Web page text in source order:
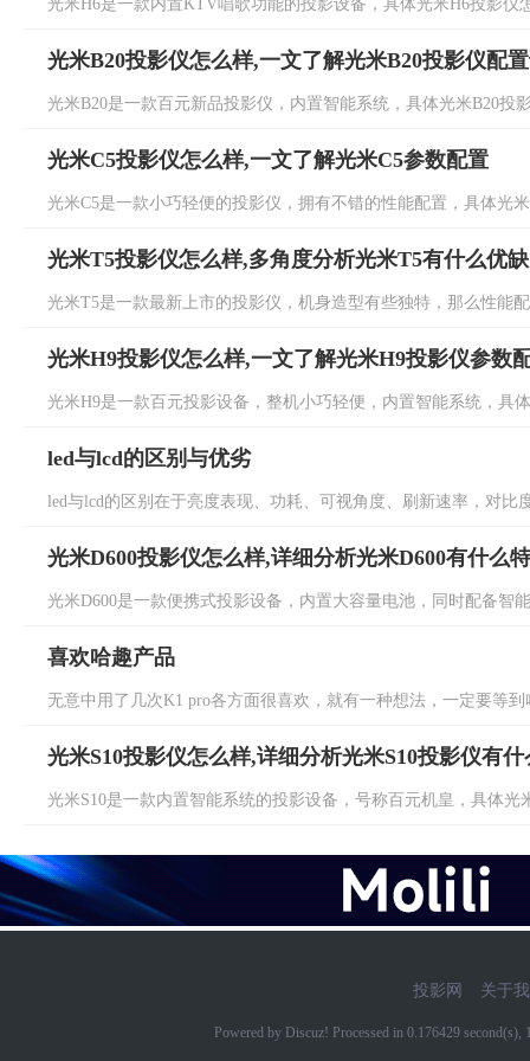
光米H6是一款内置KTV唱歌功能的投影设备，具体光米H6投影仪
光米B20投影仪怎么样,一文了解光米B20投影仪配
光米B20是一款百元新品投影仪，内置智能系统，具体光米B20投
光米C5投影仪怎么样,一文了解光米C5参数配置
光米C5是一款小巧轻便的投影仪，拥有不错的性能配置，具体光
光米T5投影仪怎么样,多角度分析光米T5有什么优
光米T5是一款最新上市的投影仪，机身造型有些独特，那么性能
光米H9投影仪怎么样,一文了解光米H9投影仪参数
光米H9是一款百元投影设备，整机小巧轻便，内置智能系统，具
led与lcd的区别与优劣
led与lcd的区别在于亮度表现、功耗、可视角度、刷新速率，对比
光米D600投影仪怎么样,详细分析光米D600有什么
光米D600是一款便携式投影设备，内置大容量电池，同时配备智
喜欢哈趣产品
无意中用了几次K1 pro各方面很喜欢，就有一种想法，一定要等
光米S10投影仪怎么样,详细分析光米S10投影仪有
光米S10是一款内置智能系统的投影设备，号称百元机皇，具体光
投影网 关于
Powered by Discuz! Processed in 0.176429